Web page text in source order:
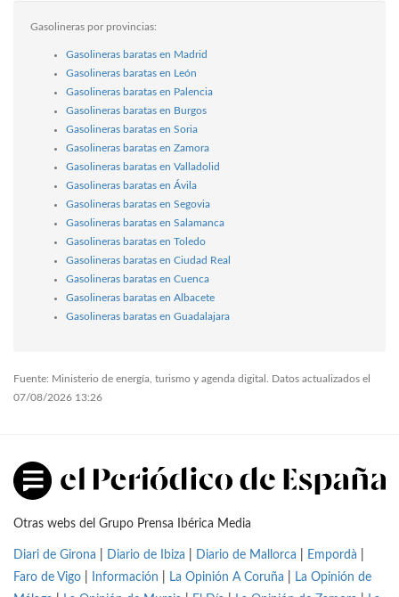
Gasolineras por provincias:
Gasolineras baratas en Madrid
Gasolineras baratas en León
Gasolineras baratas en Palencia
Gasolineras baratas en Burgos
Gasolineras baratas en Soria
Gasolineras baratas en Zamora
Gasolineras baratas en Valladolid
Gasolineras baratas en Ávila
Gasolineras baratas en Segovia
Gasolineras baratas en Salamanca
Gasolineras baratas en Toledo
Gasolineras baratas en Ciudad Real
Gasolineras baratas en Cuenca
Gasolineras baratas en Albacete
Gasolineras baratas en Guadalajara
Fuente: Ministerio de energía, turismo y agenda digital. Datos actualizados el
07/08/2026 13:26
Otras webs del Grupo Prensa Ibérica Media
Diari de Girona Diario de Ibiza Diario de Mallorca Empordà
Faro de Vigo
Información La Opinión A Coruña
La Opinión de